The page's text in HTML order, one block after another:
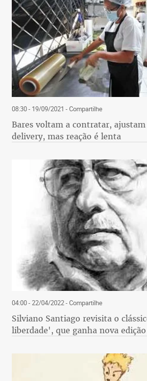
08:30 - 19/09/2021 - Compartilhe
Bares voltam a contratar, ajustam
delivery, mas reação é lenta
04:00 - 22/04/2022- Compartilhe
Silviano Santiago revisita o
liberdade', que ganha nova edição